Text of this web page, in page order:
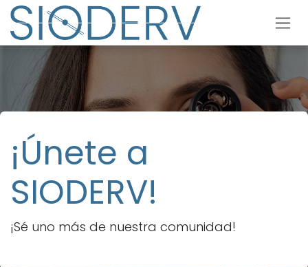
Ir al contenido
¡Únete a
SIODERV!
¡Sé uno más de nuestra comunidad!